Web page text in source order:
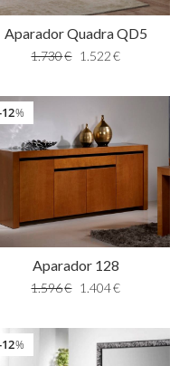
Aparador Quadra QD5
1.730€ 1.522 €
%
12
Aparador 128
1.596€ 1.404€
%
12